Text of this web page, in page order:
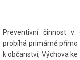
Preventivní činnost v
probíhá primárně přímo
k občanství, Výchova